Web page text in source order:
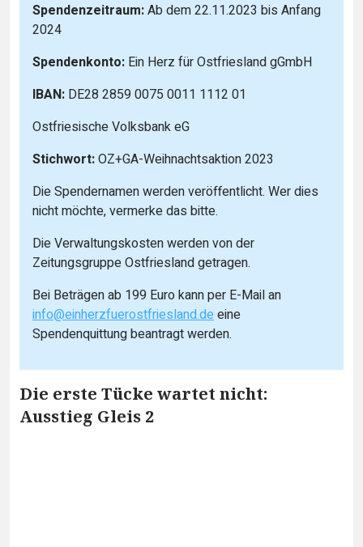
Spendenzeitraum:Ab dem 22.11.2023 bis Anfang
2024
Spendenkonto: Ein Herz für Ostfriesland gGmbH
IBAN: DE28 2859 0075 0011 1112 01
Ostfriesische Volksbank eG
Stichwort:OZ+GA-Weihnachtsaktion 2023
Die Spendernamen werden veröffentlicht. Wer dies
nicht möchte, vermerke das bitte.
Die Verwaltungskosten werden von der
Zeitungsgruppe Ostfriesland getragen.
Bei Beträgen ab 199 Euro kann per E-Mail an
info@einherzfuerostfriesland.deeine
Spendenquittung beantragt werden.
Die erste Tücke wartet nicht:
Ausstieg Gleis 2